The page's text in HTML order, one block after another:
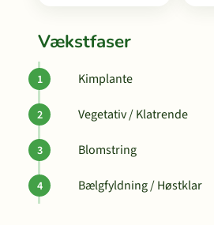
Vækstfaser
Kimplante
Vegetativ / Klatrende
Blomstring
Bælgfyldning / Høstklar